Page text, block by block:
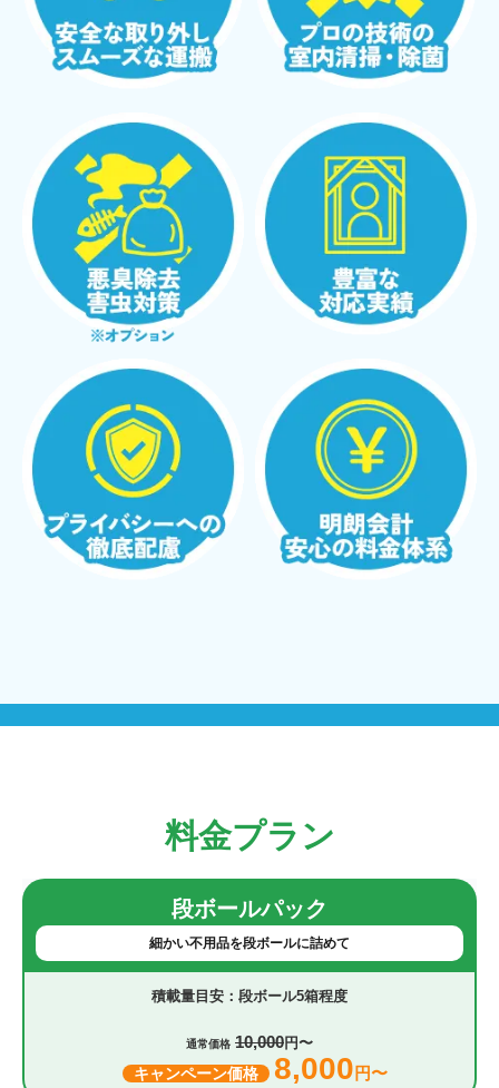
料金プラン
段ボールパック
細かい不用品を段ボールに詰めて
段ボール5箱程度
通常価格 10,000円〜
キャンペーン価格 8,000 円〜